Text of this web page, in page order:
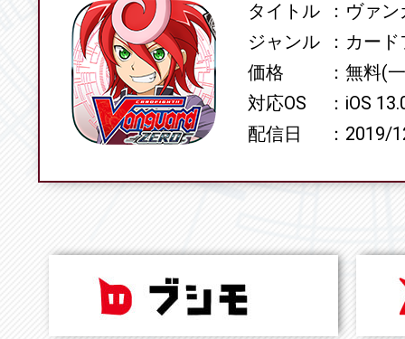
SPECタイトル
ヴァン
ジャンル
カード
価格
無料(
対応OS
iOS
配信日
2019/